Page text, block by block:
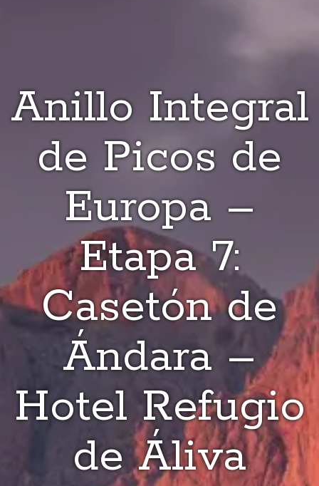
Anillo Integral
de Picos de
Europa –
Etapa 7:
Casetón de
Ándara –
Hotel Refugio
de Áliva